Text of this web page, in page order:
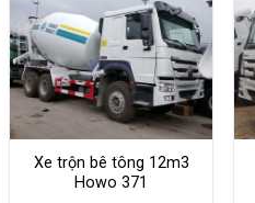
Xe trộn bê tông 12m3
Howo 371